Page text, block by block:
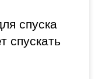
спуска
спускать